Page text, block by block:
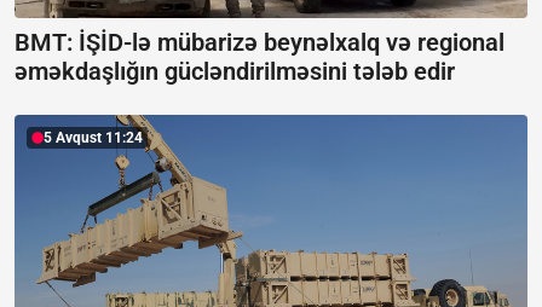
BMT: İŞİD-lə mübarizə beynəlxalq və regional
əməkdaşlığın gücləndirilməsini tələb edir
5 Avqust 11:24